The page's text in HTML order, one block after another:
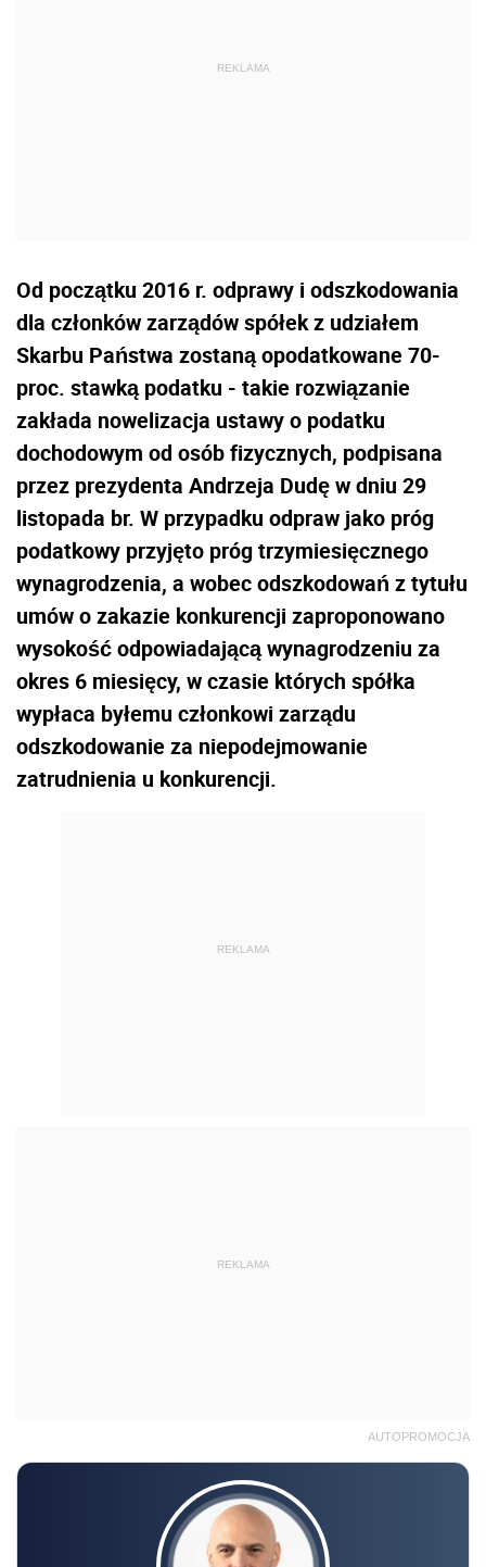
Od początku 2016 r. odprawy i odszkodowania
dla członków zarządów spółek z udziałem
Skarbu Państwa zostaną opodatkowane 70-
proc. stawką podatku - takie rozwiązanie
zakłada nowelizacja ustawy o podatku
dochodowym od osób fizycznych, podpisana
przez prezydenta Andrzeja Dudę w dniu 29
listopada br. W przypadku odpraw jako próg
podatkowy przyjęto próg trzymiesięcznego
wynagrodzenia, a wobec odszkodowań z tytułu
umów o zakazie konkurencji zaproponowano
wysokość odpowiadającą wynagrodzeniu za
okres 6 miesięcy, w czasie których spółka
wypłaca byłemu członkowi zarządu
odszkodowanie za niepodejmowanie
zatrudnienia u konkurencji.
REKLAMA
REKLAMA
AUTOPROMOCJA